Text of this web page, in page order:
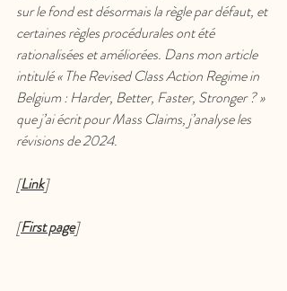
sur le fond est désormais la règle par défaut, et
certaines règles procédurales ont été
rationalisées et améliorées. Dans mon article
intitulé « The Revised Class Action Regime in
Belgium : Harder, Better, Faster, Stronger ? »
que j’ai écrit pour Mass Claims, j’analyse les
révisions de 2024.
[Link]
[First page]